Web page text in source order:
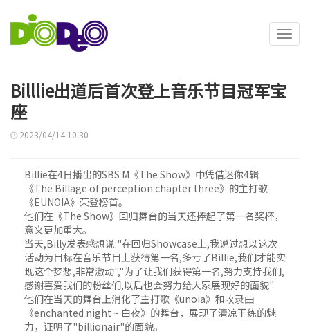
Billlie出道后首次登上音乐节目冠军宝
座
2023/04/14 10:30
Billie在4日播出的SBS M《The Show》中凭借迷你4辑
《The Billage of perception:chapter three》的主打歌
《EUNOIA》荣登榜首。
他们在《The Show》回归舞台的当天还捧起了第一名奖杯，
意义更加重大。
当天,Billy发表感想说:"在回归Showcase上,我说过想以这次
活动为目标在音乐节目上获得第一名,多亏了Billie,我们才能实
现这个梦想,非常激动","为了让我们获得第一名,努力支持我们,
感谢喜爱我们的粉丝们,以后也会努力给大家展现好的面貌"
他们在当天的舞台上消化了主打歌《unoia》和收录曲
《enchanted night ~ 白夜》的舞台，展现了清凉干练的魅
力，证明了"billionair"的面貌。